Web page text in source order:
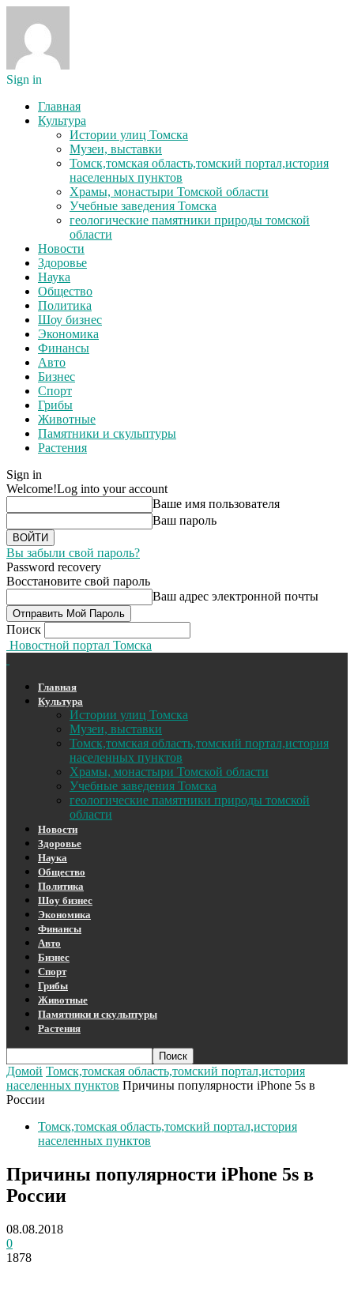
Sign in
Главная
Культура
Истории улиц Томска
Музеи, выставки
Томск,томская область,томский портал,история
населенных пунктов
Храмы, монастыри Томской области
Учебные заведения Томска
геологические памятники природы томской
области
Новости
Здоровье
Наука
Общество
Политика
Шоу бизнес
Экономика
Финансы
Авто
Бизнес
Спорт
Грибы
Животные
Памятники и скульптуры
Растения
Sign in
Welcome!Log into your account
Ваше имя пользователя
Ваш пароль
Вы забыли свой пароль?
Password recovery
Восстановите свой пароль
Ваш адрес электронной почты
Поиск
Новостной портал Томска
Главная
Культура
Истории улиц Томска
Музеи, выставки
Томск,томская область,томский портал,история
населенных пунктов
Храмы, монастыри Томской области
Учебные заведения Томска
геологические памятники природы томской
области
Новости
Здоровье
Наука
Общество
Политика
Шоу бизнес
Экономика
Финансы
Авто
Бизнес
Спорт
Грибы
Животные
Памятники и скульптуры
Растения
Домой Томск,томская область,томский портал,история
населенных пунктов Причины популярности iPhone 5s в
России
Томск,томская область,томский портал,история
населенных пунктов
Причины популярности iPhone 5s в
России
08.08.2018
0
1878